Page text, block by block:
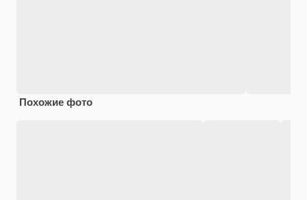
Похожие фото